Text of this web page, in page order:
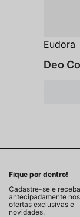
Eudora
Deo
Fique por dentro!
Cadastre-se e receba
antecipadamente
ofertas exclusivas e
novidades.